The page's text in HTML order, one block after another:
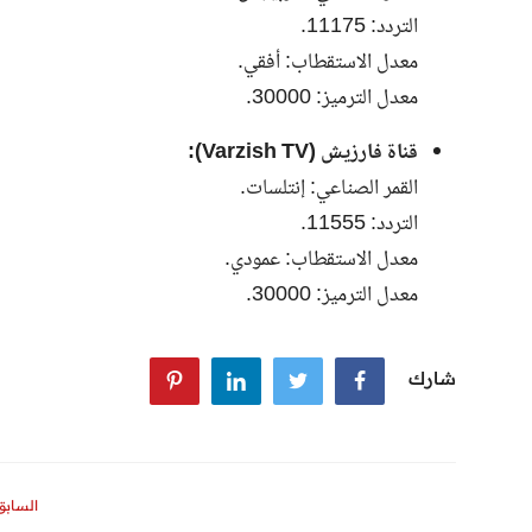
التردد: 11175.
معدل الاستقطاب: أفقي.
معدل الترميز: 30000.
قناة فارزيش (Varzish TV):
القمر الصناعي: إنتلسات.
التردد: 11555.
معدل الاستقطاب: عمودي.
معدل الترميز: 30000.
شارك